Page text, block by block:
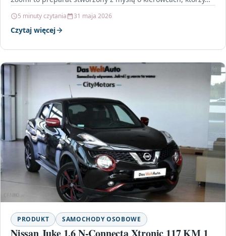
5 minuty czytania 31 maja 2026
Czytaj więcej
PRODUKT SAMOCHODY OSOBOWE